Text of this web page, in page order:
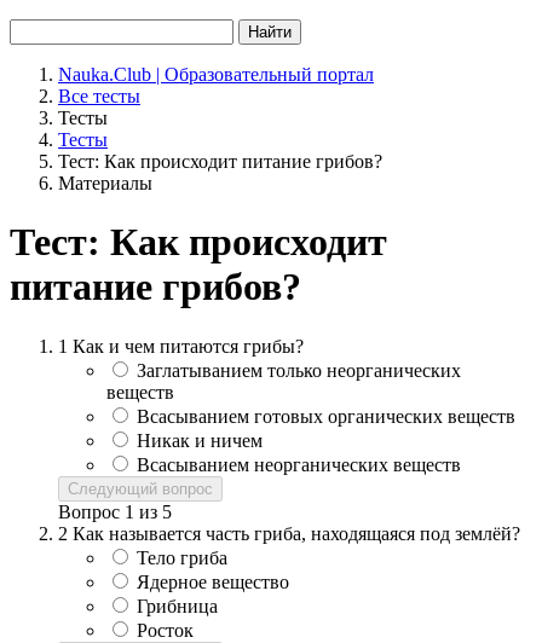
Найти
Nauka.Club | Образовательный портал
Все тесты
Тесты
Тесты
Тест: Как происходит питание грибов?
Материалы
Тест: Как происходит
питание грибов?
1 Как и чем питаются грибы?
Заглатыванием только неорганических
веществ
Всасыванием готовых органических веществ
Никак и ничем
Всасыванием неорганических веществ
Следующий вопрос
Вопрос 1 из 5
2 Как называется часть гриба, находящаяся под землёй?
Тело гриба
Ядерное вещество
Грибница
Росток